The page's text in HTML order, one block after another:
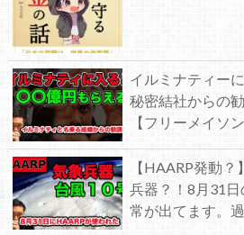
イルミナティー
秘密結社からの
【フリーメイソ
【HAARP発動
兵器？！8月31
常が出てます。